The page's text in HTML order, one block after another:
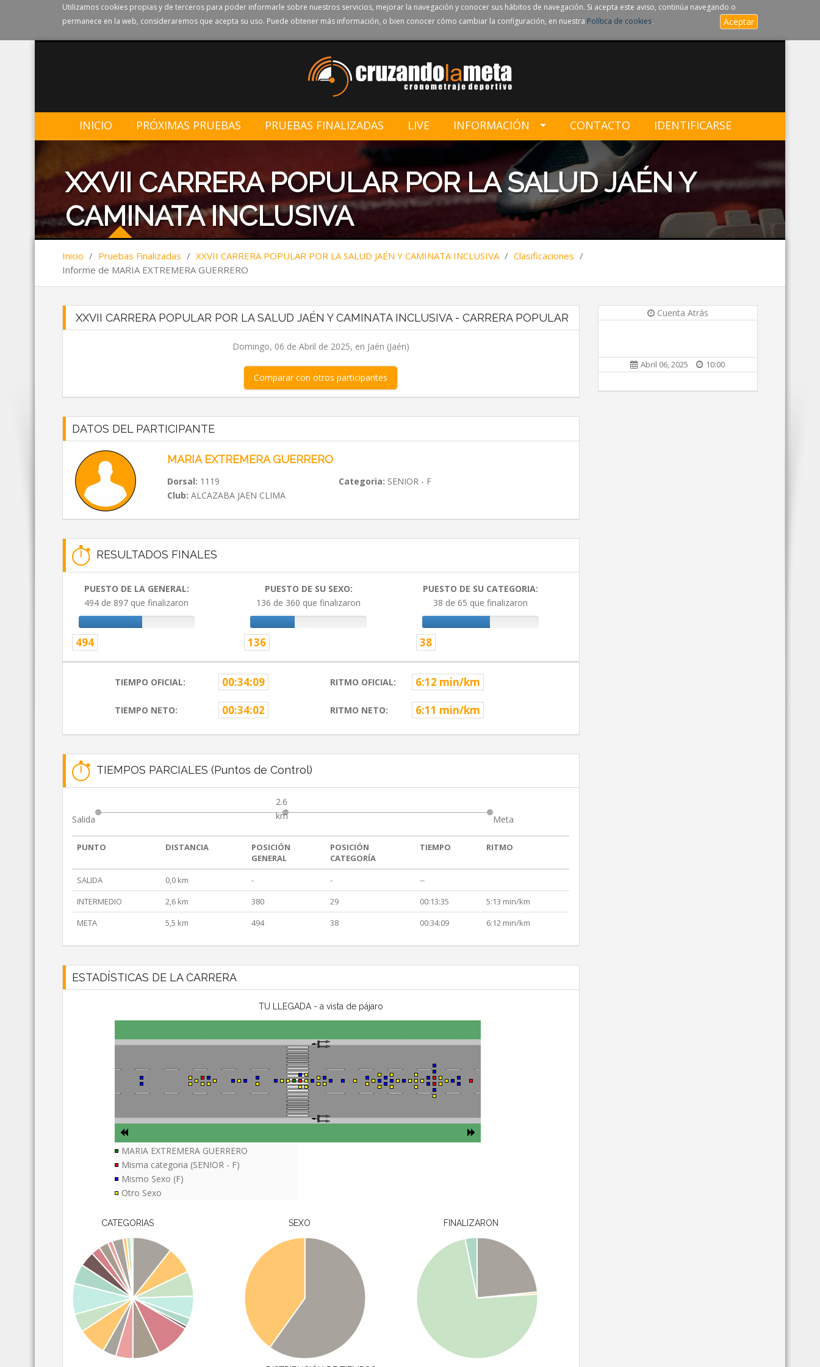
Utilizamos cookies propias y de terceros para poder informarle sobre nuestros servicios, mejorar la navegación y conocer sus hábitos de navegación. Si acepta este aviso, continúa navegando o
permanece en la web, consideraremos que acepta su uso. Puede obtener más información, o bien conocer cómo cambiar la configuración, en nuestra Política de cookies. Aceptar
INICIO PRÓXIMAS PRUEBAS PRUEBAS FINALIZADAS LIVE INFORMACIÓN CONTACTO IDENTIFICARSE
XXVII CARRERA POPULAR POR LA SALUD JAÉN Y
CAMINATA INCLUSIVA
Inicio / Pruebas Finalizadas / XXVII CARRERA POPULAR POR LA SALUD JAÉN Y CAMINATA INCLUSIVA / Clasificaciones /
Informe de MARIA EXTREMERA GUERRERO
XXVII CARRERA POPULAR POR LA SALUD JAÉN Y CAMINATA INCLUSIVA - CARRERA POPULAR
Domingo, 06 de Abril de 2025, en Jaén (Jaén)
Comparar con otros participantes
DATOS DEL PARTICIPANTE
MARIA EXTREMERA GUERRERO
Dorsal: 1119 Categoria: SENIOR - F
Club: ALCAZABA JAEN CLIMA
RESULTADOS FINALES
PUESTO DE LA GENERAL:
494 de 897 que finalizaron
494
PUESTO DE SU SEXO:
136 de 360 que finalizaron
136
PUESTO DE SU CATEGORIA:
38 de 65 que finalizaron
38
TIEMPO OFICIAL: 00:34:09 RITMO OFICIAL: 6:12 min/km
TIEMPO NETO: 00:34:02 RITMO NETO: 6:11 min/km
TIEMPOS PARCIALES (Puntos de Control)
Salida
2.6
km
Meta
PUNTO DISTANCIA
POSICIÓN
GENERAL
POSICIÓN
CATEGORÍA
TIEMPO RITMO
SALIDA 0,0 km - -
--
INTERMEDIO
2,6 km 380 29 00:13:35
5:13 min/km
META
5,5 km 494 38 00:34:09 6:12 min/km
ESTADÍSTICAS DE LA CARRERA
TU LLEGADA - a vista de pájaro
MARIA EXTREMERA GUERRERO
Misma categoria (SENIOR - F)
Mismo Sexo (F)
Otro Sexo
CATEGORIAS SEXO FINALIZARON
Cuenta Atrás
Abril 06, 2025 10:00